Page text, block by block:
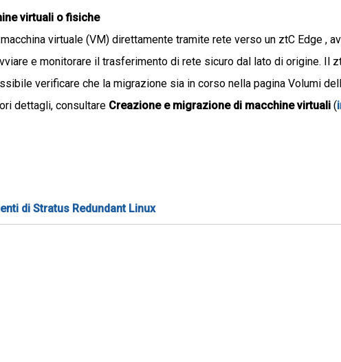
virtuali o fisiche
virtuale (VM) direttamente tramite rete verso un ztC Edge ,
e monitorare il trasferimento di rete sicuro dal lato di origine. Il
verificare che la migrazione sia in corso nella pagina Volumi
dettagli, consultare Creazione e migrazione di macchine virtuali(
di Stratus Redundant Linux